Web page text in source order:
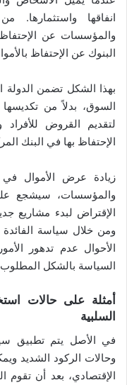
انفاقها واستثمارها.
والمؤسسات عن الإحتفاظ
البنوك عن الإحتفاظ
بهذا الشكل تضمن
السوق، بدلاً من
لتقديم القروض
الإحتفاظ بها في البنك
زيادة عرض الأموال في
والمؤسسات، سيشجع
الإقتراض لبدء مشاريع
ومن خلال سياسة
الأحوال عدم تدهور
السياسة بالشكل المطلوب
أمثلة على حالات
السلبية
في الأصل يتم تطبيق
وحالات الركود الشديد
الإقتصادي، بعد أن تقوم